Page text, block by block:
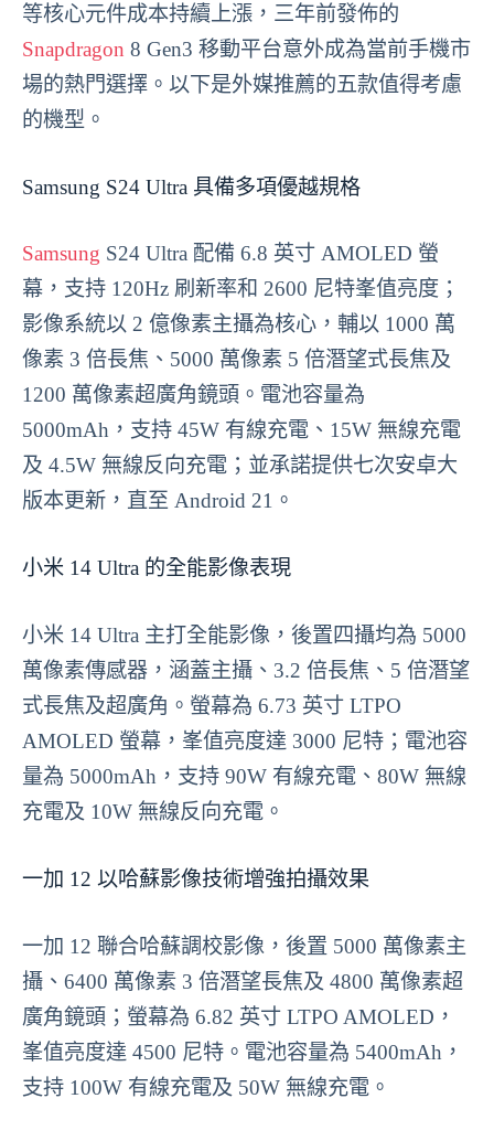
等核心元件成本持續上漲，三年前發佈的
Snapdragon 8 Gen3 移動平台意外成為當前手機市
場的熱門選擇。以下是外媒推薦的五款值得考慮
的機型。
Samsung S24 Ultra 具備多項優越規格
Samsung S24 Ultra 配備 6.8 英寸 AMOLED 螢
幕，支持 120Hz 刷新率和 2600 尼特峯值亮度；
影像系統以 2 億像素主攝為核心，輔以 1000 萬
像素 3 倍長焦、5000 萬像素 5 倍潛望式長焦及
1200 萬像素超廣角鏡頭。電池容量為
5000mAh，支持 45W 有線充電、15W 無線充電
及 4.5W 無線反向充電；並承諾提供七次安卓大
版本更新，直至 Android 21。
小米 14 Ultra 的全能影像表現
小米 14 Ultra 主打全能影像，後置四攝均為 5000
萬像素傳感器，涵蓋主攝、3.2 倍長焦、5 倍潛望
式長焦及超廣角。螢幕為 6.73 英寸 LTPO
AMOLED 螢幕，峯值亮度達 3000 尼特；電池容
量為 5000mAh，支持 90W 有線充電、80W 無線
充電及 10W 無線反向充電。
一加 12 以哈蘇影像技術增強拍攝效果
一加 12 聯合哈蘇調校影像，後置 5000 萬像素主
攝、6400 萬像素 3 倍潛望長焦及 4800 萬像素超
廣角鏡頭；螢幕為 6.82 英寸 LTPO AMOLED，
峯值亮度達 4500 尼特。電池容量為 5400mAh，
支持 100W 有線充電及 50W 無線充電。